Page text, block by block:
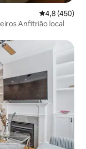
4,8 de uma
4,8 (450)
Anfitrião local